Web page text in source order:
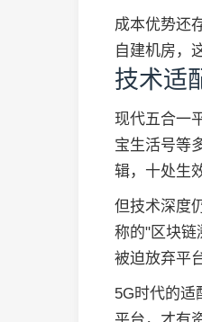
成本优势还
自建机房，
技术适
现代五合一
宝生活号等
辑，十处生
但技术深度
称的"区块链
被迫放弃平
5G时代的适